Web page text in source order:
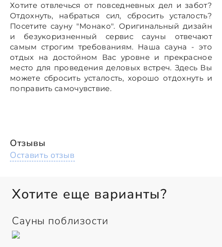
Хотите отвлечься от повседневных дел и забот?
Отдохнуть, набраться сил, сбросить усталость?
Посетите сауну "Монако". Оригинальный дизайн
и безукоризненный сервис сауны отвечают
самым строгим требованиям. Наша сауна - это
отдых на достойном Вас уровне и прекрасное
место для проведения деловых встреч. Здесь Вы
можете сбросить усталость, хорошо отдохнуть и
поправить самочувствие.
Отзывы
Оставить отзыв
Хотите еще варианты?
Сауны поблизости